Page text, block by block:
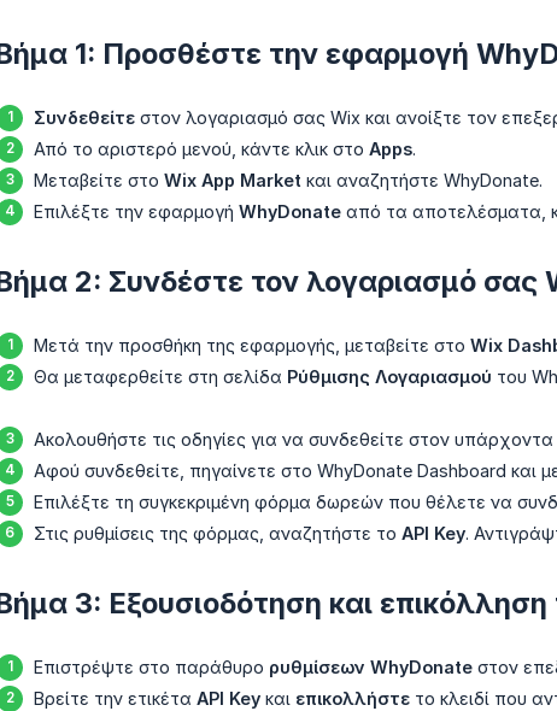
1: Προσθέστε την εφαρμογή
Συνδεθείτε στον λογαριασμό σας Wix και ανοίξτε τον
Από το αριστερό μενού, κάντε κλικ στο Apps.
Μεταβείτε στο Wix App Market και αναζητήστε WhyDonate.
Επιλέξτε την εφαρμογή WhyDonate από τα αποτελέσματα,
2: Συνδέστε τον λογαριασμό σας
Μετά την προσθήκη της εφαρμογής, μεταβείτε στο Wix
Θα μεταφερθείτε στη σελίδα Ρύθμισης Λογαριασμού του
Ακολουθήστε τις οδηγίες για να συνδεθείτε στον
Αφού συνδεθείτε, πηγαίνετε στο WhyDonate Dashboard και
Επιλέξτε τη συγκεκριμένη φόρμα δωρεών που θέλετε να
Στις ρυθμίσεις της φόρμας, αναζητήστε το API Key.
3: Εξουσιοδότηση και
Επιστρέψτε στο παράθυρο ρυθμίσεων WhyDonate στον
Βρείτε την ετικέτα API Key και επικολλήστε το κλειδί που